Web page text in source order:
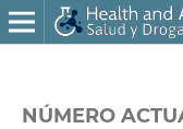
NÚMERO